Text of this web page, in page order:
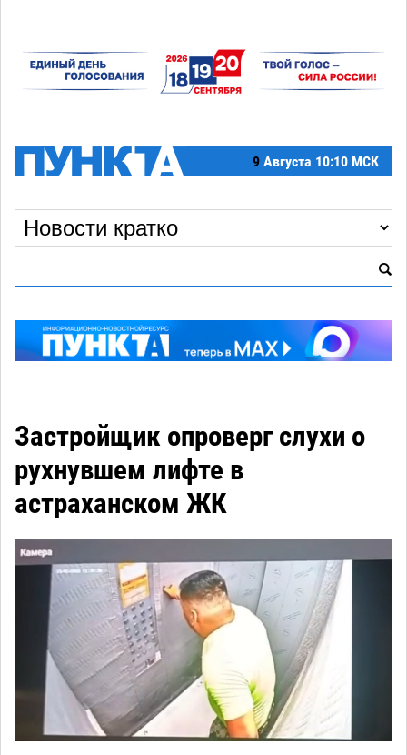
9 Августа 10:10 МСК
Застройщик опроверг слухи о
рухнувшем лифте в
астраханском ЖК